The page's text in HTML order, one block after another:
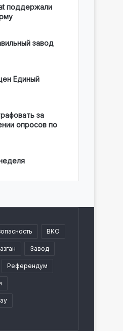
поддержали
завод
Единый
за
опросов по
ВКО
Завод
Референдум